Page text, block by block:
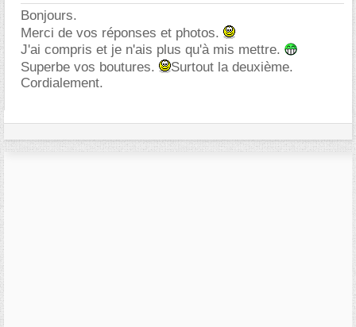
Bonjours.
Merci de vos réponses et photos.
J'ai compris et je n'ais plus qu'à mis mettre.
Superbe vos boutures.
Surtout la deuxième.
Cordialement.